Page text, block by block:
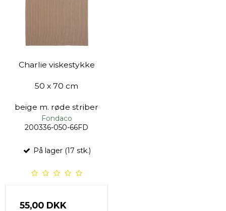
Charlie viskestykke
50 x 70 cm
beige m. røde striber
Fondaco
200336-050-66FD
På lager (17 stk.)
55,00 DKK